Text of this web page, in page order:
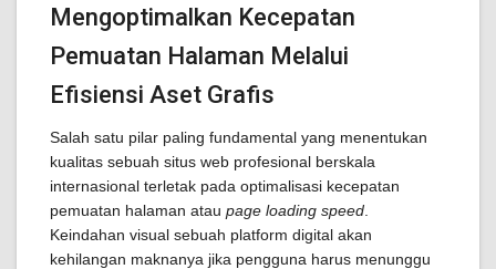
Mengoptimalkan Kecepatan
Pemuatan Halaman Melalui
Efisiensi Aset Grafis
Salah satu pilar paling fundamental yang menentukan
kualitas sebuah situs web profesional berskala
internasional terletak pada optimalisasi kecepatan
pemuatan halaman atau page loading speed
Keindahan visual sebuah platform digital akan
kehilangan maknanya jika pengguna harus menunggu